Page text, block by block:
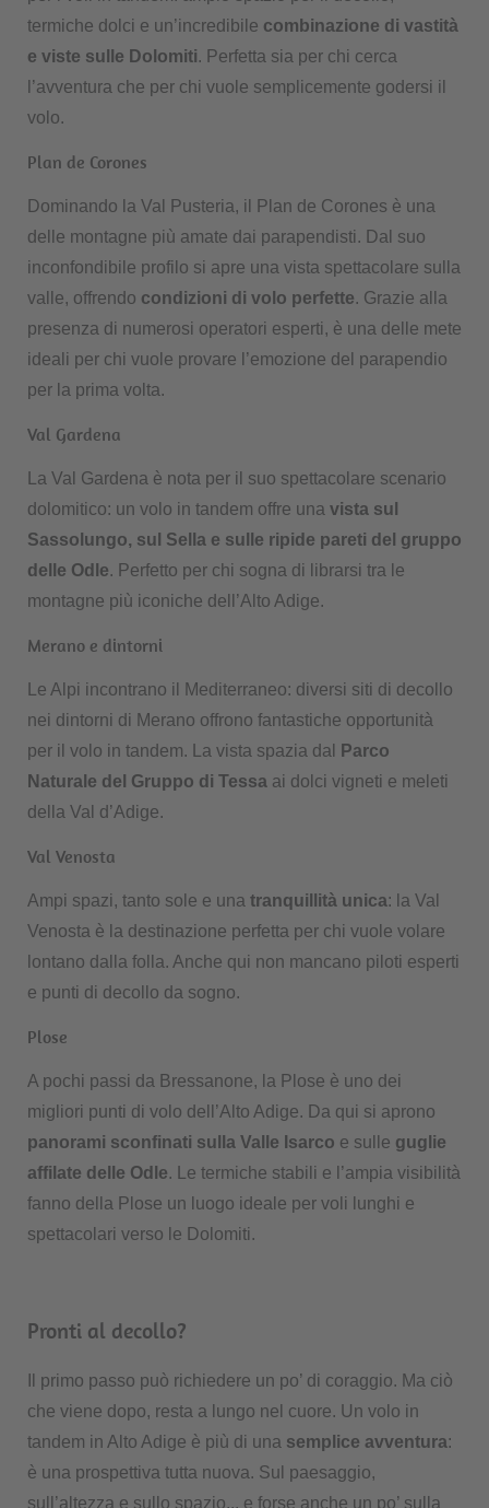
termiche dolci e un’incredibile combinazione di vastità
e viste sulle Dolomiti. Perfetta sia per chi cerca
l’avventura che per chi vuole semplicemente godersi il
volo.
Plan de Corones
Dominando la Val Pusteria, il Plan de Corones è una
delle montagne più amate dai parapendisti. Dal suo
inconfondibile profilo si apre una vista spettacolare sulla
valle, offrendo condizioni di volo perfette. Grazie alla
presenza di numerosi operatori esperti, è una delle mete
ideali per chi vuole provare l’emozione del parapendio
per la prima volta.
Val Gardena
La Val Gardena è nota per il suo spettacolare scenario
dolomitico: un volo in tandem offre una vista sul
Sassolungo, sul Sella e sulle ripide pareti del gruppo
delle Odle. Perfetto per chi sogna di librarsi tra le
montagne più iconiche dell’Alto Adige.
Merano e dintorni
Le Alpi incontrano il Mediterraneo: diversi siti di decollo
nei dintorni di Merano offrono fantastiche opportunità
per il volo in tandem. La vista spazia dal
Parco
Naturale del Gruppo di Tessa ai dolci vigneti e meleti
della Val d’Adige.
Val Venosta
Ampi spazi, tanto sole e una tranquillità unica: la Val
Venosta è la destinazione perfetta per chi vuole volare
lontano dalla folla. Anche qui non mancano piloti esperti
e punti di decollo da sogno.
Plose
A pochi passi da Bressanone, la Plose è uno dei
migliori punti di volo dell’Alto Adige. Da qui si aprono
panorami sconfinati sulla Valle Isarco e sulle guglie
affilate delle Odle. Le termiche stabili e l’ampia visibilità
fanno della Plose un luogo ideale per voli lunghi e
spettacolari verso le Dolomiti.
Pronti al decollo?
Il primo passo può richiedere un po’ di coraggio. Ma ciò
che viene dopo, resta a lungo nel cuore. Un volo in
tandem in Alto Adige è più di una semplice avventura:
è una prospettiva tutta nuova. Sul paesaggio,
sull’altezza e sullo spazio... e forse anche un po’ sulla